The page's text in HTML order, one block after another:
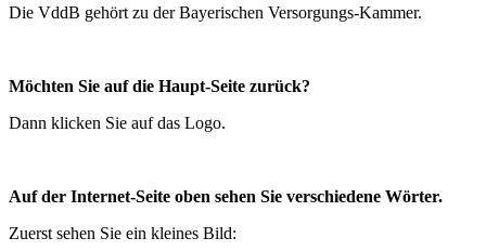
Die VddB gehört zu der Bayerischen Versorgungs-Kammer.
Möchten Sie auf die Haupt-Seite zurück?
Dann klicken Sie auf das Logo.
Auf der Internet-Seite oben sehen Sie verschiedene Wörter.
Zuerst sehen Sie ein kleines Bild: